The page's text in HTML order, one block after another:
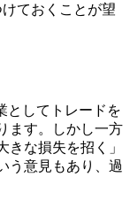
ておくことが望
としてトレードを
ます。しかし一方
な損失を招く」
う意見もあり、過